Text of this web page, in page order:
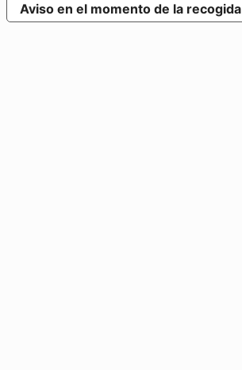
Aviso en el momento de la recogida